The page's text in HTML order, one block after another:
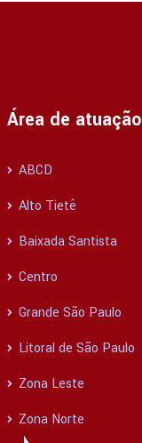
Área de atuação
ABCD
Alto Tietê
Baixada Santista
Centro
Grande São Paulo
Litoral de São Paulo
Zona Leste
Zona Norte